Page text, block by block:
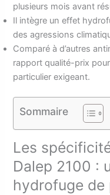
plusieurs mois avant
Il intègre un effet
des agressions
Comparé à d’autres
rapport qualité-prix
particulier exigeant.
Sommaire
Les
Dalep 2100 :
hydrofuge de